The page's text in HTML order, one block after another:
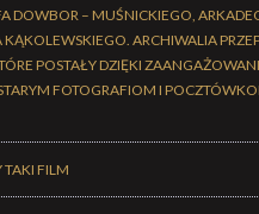
DOWBOR – MUŚNICKIEGO,
ARCHIWALIA
POSTAŁY DZIĘKI
FOTOGRAFIOM I
TAKI FILM